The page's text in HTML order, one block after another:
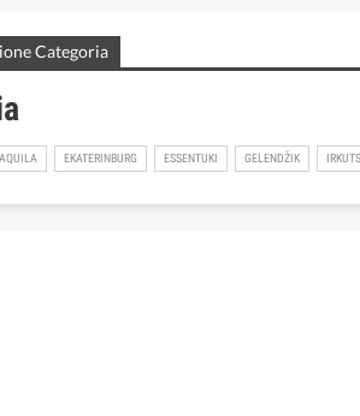
Categoria
AQUILA EKATERINBURG ESSENTUKI GELENDŽIK